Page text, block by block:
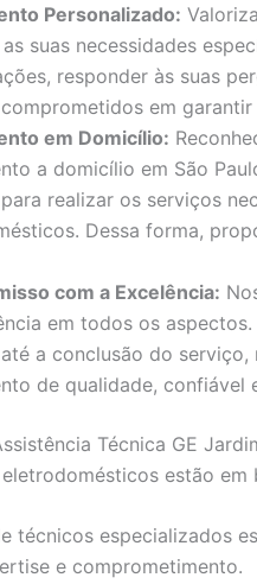
Personalizado:
suas necessidades
responder às suas
em
em Domicílio:
a domicílio em São
realizar os serviços
Dessa forma,
com a Excelência:
em todos os
a conclusão do
de qualidade, confiável
Técnica GE
estão em
técnicos especializados
e comprometimento.